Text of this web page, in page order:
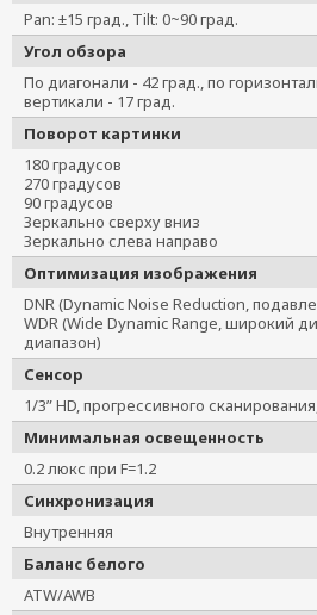
Pan: ±15 град., Tilt: 0~90 град.
Угол обзора
По диагонали - 42 град., по
вертикали - 17 град.
Поворот картинки
180 градусов
270 градусов
90 градусов
Зеркально сверху вниз
Зеркально слева направо
Оптимизация изображения
DNR (Dynamic Noise Reduction,
WDR (Wide Dynamic Range, широкий
диапазон)
Сенсор
1/3” HD, прогрессивного
Минимальная освещенность
0.2 люкс при F=1.2
Синхронизация
Внутренняя
Баланс белого
ATW/AWB